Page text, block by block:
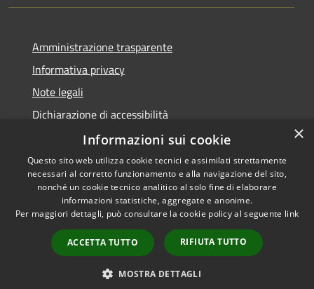
Amministrazione trasparente
Informativa privacy
Note legali
Dichiarazione di accessibilità
Accessibilità
Privacy
Mappa del sito
×
Informazioni sui cookie
Questo sito web utilizza cookie tecnici e assimilati strettamente
necessari al corretto funzionamento e alla navigazione del sito,
nonché un cookie tecnico analitico al solo fine di elaborare
informazioni statistiche, aggregate e anonime.
Per maggiori dettagli, può consultare la cookie policy al seguente link
ACCETTA TUTTO RIFIUTA TUTTO
MOSTRA DETTAGLI